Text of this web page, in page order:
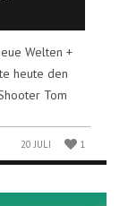
Welten +
heute den
Tom
20 JULI 1